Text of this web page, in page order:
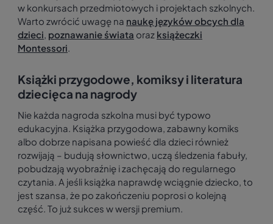
w konkursach przedmiotowych i projektach szkolnych.
Warto zwrócić uwagę na naukę języków obcych dla
dzieci, poznawanie świata oraz książeczki
Montessori.
Książki przygodowe, komiksy i literatura
dziecięca na nagrody
Nie każda nagroda szkolna musi być typowo
edukacyjna. Książka przygodowa, zabawny komiks
albo dobrze napisana powieść dla dzieci również
rozwijają – budują słownictwo, uczą śledzenia fabuły,
pobudzają wyobraźnię i zachęcają do regularnego
czytania. A jeśli książka naprawdę wciągnie dziecko, to
jest szansa, że po zakończeniu poprosi o kolejną
część. To już sukces w wersji premium.